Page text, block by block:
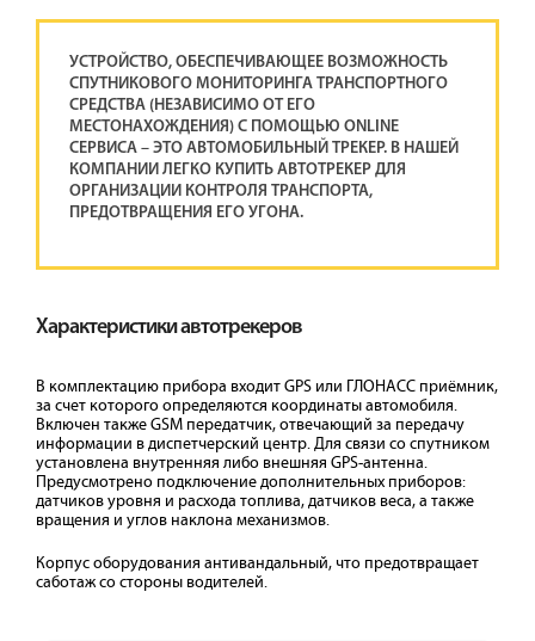
УСТРОЙСТВО, ОБЕСПЕЧИВАЮЩЕЕ ВОЗМОЖНОСТЬ
СПУТНИКОВОГО МОНИТОРИНГА ТРАНСПОРТНОГО
СРЕДСТВА (НЕЗАВИСИМО ОТ ЕГО
МЕСТОНАХОЖДЕНИЯ) С ПОМОЩЬЮ ONLINE
СЕРВИСА – ЭТО АВТОМОБИЛЬНЫЙ ТРЕКЕР. В НАШЕЙ
КОМПАНИИ ЛЕГКО КУПИТЬ АВТОТРЕКЕР ДЛЯ
ОРГАНИЗАЦИИ КОНТРОЛЯ ТРАНСПОРТА,
ПРЕДОТВРАЩЕНИЯ ЕГО УГОНА.
Характеристики автотрекеров
В комплектацию прибора входит GPS или ГЛОНАСС приёмник,
за счет которого определяются координаты автомобиля.
Включен также GSM передатчик, отвечающий за передачу
информации в диспетчерский центр. Для связи со спутником
установлена внутренняя либо внешняя GPS-антенна.
Предусмотрено подключение дополнительных приборов:
датчиков уровня и расхода топлива, датчиков веса, а также
вращения и углов наклона механизмов.
Корпус оборудования антивандальный, что предотвращает
саботаж со стороны водителей.